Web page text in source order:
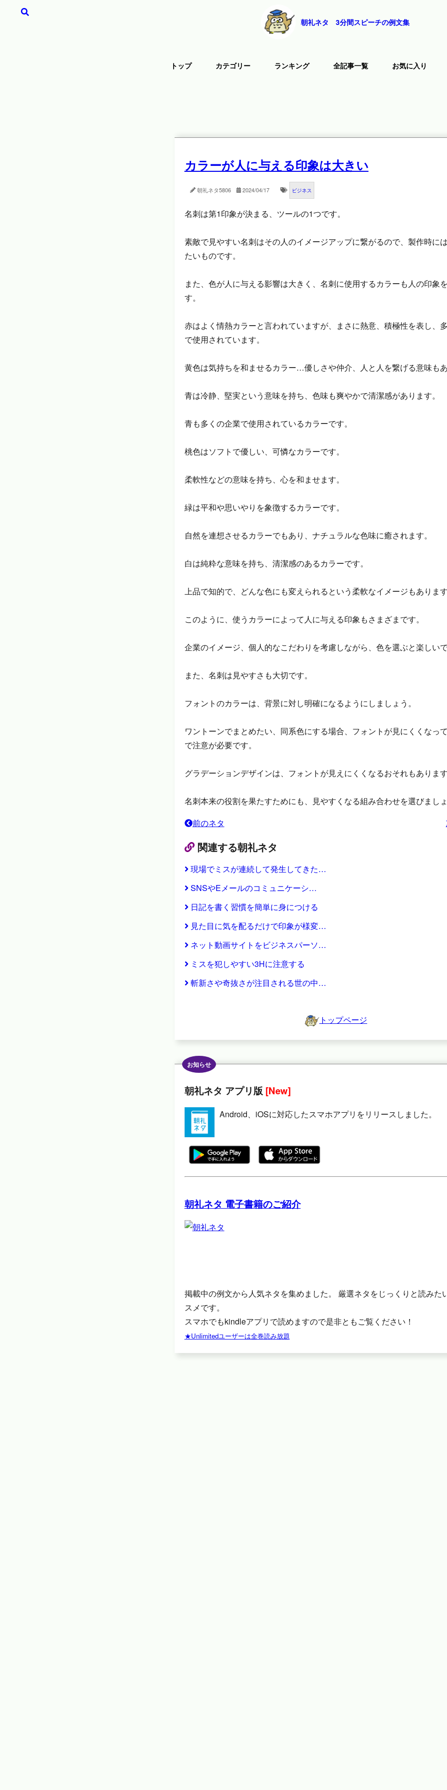
朝礼ネタ 3分間スピーチの例文集
トップ カテゴリー ランキング 全記事一覧 お気に入り
カラーが人に与える印象は大きい
朝礼ネタ5806 2024/04/17 ビジネス
名刺は第1印象が決まる、ツールの1つです。
素敵で見やすい名刺はその人のイメージアップに繋がるので、製作時に
たいものです。
また、色が人に与える影響は大きく、名刺に使用するカラーも人の印象
す。
赤はよく情熱カラーと言われていますが、まさに熱意、積極性を表し、
で使用されています。
黄色は気持ちを和ませるカラー…優しさや仲介、人と人を繋げる意味もあ
青は冷静、堅実という意味を持ち、色味も爽やかで清潔感があります。
青も多くの企業で使用されているカラーです。
桃色はソフトで優しい、可憐なカラーです。
柔軟性などの意味を持ち、心を和ませます。
緑は平和や思いやりを象徴するカラーです。
自然を連想させるカラーでもあり、ナチュラルな色味に癒されます。
白は純粋な意味を持ち、清潔感のあるカラーです。
上品で知的で、どんな色にも変えられるという柔軟なイメージもあります
このように、使うカラーによって人に与える印象もさまざまです。
企業のイメージ、個人的なこだわりを考慮しながら、色を選ぶと楽しいで
また、名刺は見やすさも大切です。
フォントのカラーは、背景に対し明確になるようにしましょう。
ワントーンでまとめたい、同系色にする場合、フォントが見にくくなっ
で注意が必要です。
グラデーションデザインは、フォントが見えにくくなるおそれもあります
名刺本来の役割を果たすためにも、見やすくなる組み合わせを選びましょ
前のネタ
関連する朝礼ネタ
現場でミスが連続して発生してきた…
SNSやEメールのコミュニケーシ…
日記を書く習慣を簡単に身につける
見た目に気を配るだけで印象が様変…
ネット動画サイトをビジネスパーソ…
ミスを犯しやすい3Hに注意する
斬新さや奇抜さが注目される世の中…
トップページ
お知らせ
朝礼ネタ アプリ版 [New]
Android、iOSに対応したスマホアプリをリリースしました。
朝礼ネタ 電子書籍のご紹介
掲載中の例文から人気ネタを集めました。 厳選ネタをじっくりと読みた
スメです。
スマホでもkindleアプリで読めますので是非ともご覧ください！
★Unlimitedユーザーは全巻読み放題